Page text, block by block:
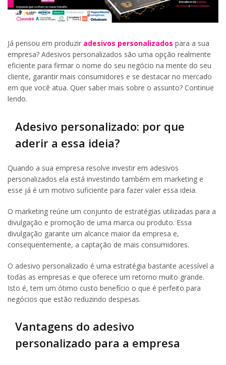
Já pensou em produzir adesivos personalizados para a sua
empresa? Adesivos personalizados são uma opção realmente
eficiente para firmar o nome do seu negócio na mente do seu
cliente, garantir mais consumidores e se destacar no mercado
em que você atua. Quer saber mais sobre o assunto? Continue
lendo.
Adesivo personalizado: por que
aderir a essa ideia?
Quando a sua empresa resolve investir em adesivos
personalizados ela está investindo também em marketing e
esse já é um motivo suficiente para fazer valer essa ideia.
O marketing reúne um conjunto de estratégias utilizadas para a
divulgação e promoção de uma marca ou produto. Essa
divulgação garante um alcance maior da empresa e,
consequentemente, a captação de mais consumidores.
O adesivo personalizado é uma estratégia bastante acessível a
todas as empresas e que oferece um retorno muito grande.
Isto é, tem um ótimo custo benefício o que é perfeito para
negócios que estão reduzindo despesas.
Vantagens do adesivo
personalizado para a empresa